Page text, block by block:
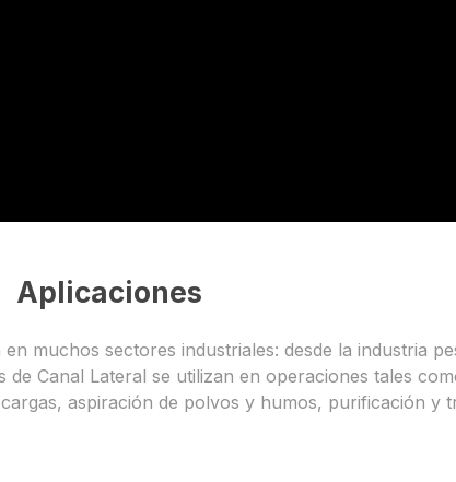
Aplicaciones
muchos sectores industriales: desde la industria
Canal Lateral se utilizan en operaciones tales
aspiración de polvos y humos, purificación y